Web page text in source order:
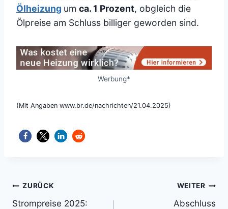
Ölheizung um ca. 1 Prozent, obgleich die
Ölpreise am Schluss billiger geworden sind.
Werbung*
(Mit Angaben www.br.de/nachrichten/21.04.2025)
Beitragsnavigation
ZURÜCK
Strompreise 2025:
WEITER
Abschluss